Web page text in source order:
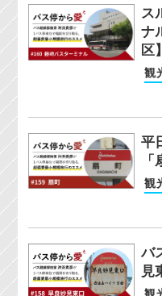
ス
ナ
区】
観
平
観
バ
見
観